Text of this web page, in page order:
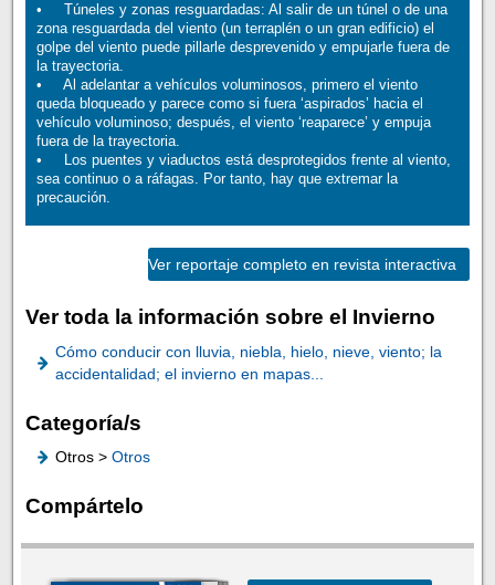
• Túneles y zonas resguardadas: Al salir de un túnel o de una
zona resguardada del viento (un terraplén o un gran edificio) el
golpe del viento puede pillarle desprevenido y empujarle fuera de
la trayectoria.
• Al adelantar a vehículos voluminosos, primero el viento
queda bloqueado y parece como si fuera ‘aspirados’ hacia el
vehículo voluminoso; después, el viento ‘reaparece’ y empuja
fuera de la trayectoria.
• Los puentes y viaductos está desprotegidos frente al viento,
sea continuo o a ráfagas. Por tanto, hay que extremar la
precaución.
Ver reportaje completo en revista interactiva
Ver toda la información sobre el Invierno
Cómo conducir con lluvia, niebla, hielo, nieve, viento; la
accidentalidad; el invierno en mapas...
Categoría/s
Otros > Otros
Compártelo